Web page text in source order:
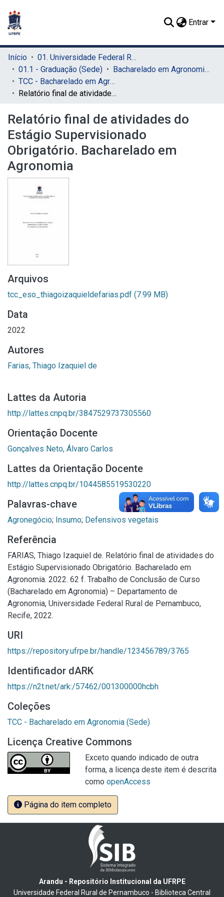
Entrar
Início
01. Universidade Federal Rural de Pernambuco - UFRPE (Sede)
01.1 - Graduação (Sede)
Bacharelado em Agronomia (Sede)
TCC - Bacharelado em Agronomia (Sede)
Relatório final de atividades do Estágio Supervisionado Obrigatório. Bacharelado em Agronomia
Relatório final de atividades do
Estágio Supervisionado
Obrigatório. Bacharelado em
Agronomia
Arquivos
tcc_eso_thiagoizaquieldefarias.pdf (7.99 MB)
Data
2022
Autores
Farias, Thiago Izaquiel de
Lattes da Autoria
http://lattes.cnpq.br/3847529737305560
Orientação Docente
Gonçalves Neto, Álvaro Carlos
Lattes da Orientação Docente
http://lattes.cnpq.br/1044585519530220
Palavras-chave
Agronegócio; Insumo; Defensivos vegetais
Referência
FARIAS, Thiago Izaquiel de. Relatório final de atividades do
Estágio Supervisionado Obrigatório. Bacharelado em
Agronomia. 2022. 62 f. Trabalho de Conclusão de Curso
(Bacharelado em Agronomia) – Departamento de
Agronomia, Universidade Federal Rural de Pernambuco,
Recife, 2022.
URI
https://repository.ufrpe.br/handle/123456789/3765
Identificador dARK
https://n2t.net/ark:/57462/001300000hcbh
Coleções
TCC - Bacharelado em Agronomia (Sede)
Licença Creative Commons
Exceto quando indicado de outra
forma, a licença deste item é descrita
como openAccess
Página do item completo
Arandu - Repositório Institucional da UFRPE
Universidade Federal Rural de Pernambuco - Biblioteca Central